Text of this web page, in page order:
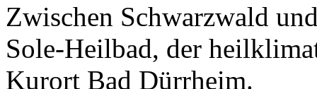
Zwischen Schwarzwald
Sole-Heilbad, der
Kurort Bad Dürrheim.